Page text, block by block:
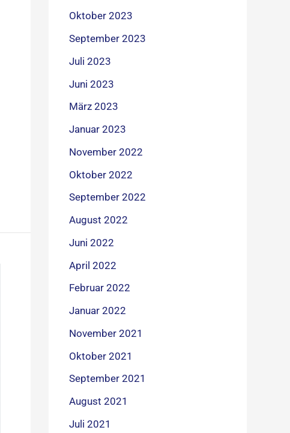
Oktober 2023
September 2023
Juli 2023
Juni 2023
März 2023
Januar 2023
November 2022
Oktober 2022
September 2022
August 2022
Juni 2022
April 2022
Februar 2022
Januar 2022
November 2021
Oktober 2021
September 2021
August 2021
Juli 2021